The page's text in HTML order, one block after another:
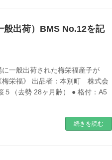
般出荷）BMS No.12を記
一般出荷された梅栄福産子が
梅栄福》 出品者：本別町 株式会
（去勢 28ヶ月齢） ● 格付：A5
続きを読む